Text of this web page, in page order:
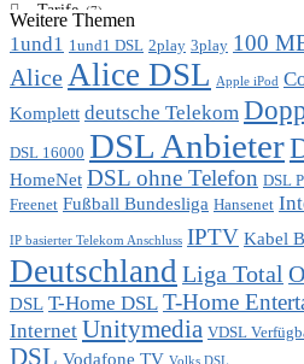
Tarife (7)
VDSL (6)
Vergleich (7)
Weitere Themen
1und1 1und1 DSL 2play 3play 100
AliceAlice DSL Apple iPod
Komplett deutsche Telekom
DSL 16000 DSL Anbieter
HomeNet DSL ohne Telefon DSL
Freenet Fußball Bundesliga Hansenet
IP basierter Telekom Anschluss IPTV Kabel
Deutschland Liga Total
DSL T-Home DSL T-Home
Internet Unitymedia VDSL
DSL Vodafone TV Volks DSL